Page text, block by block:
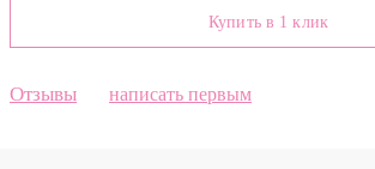
Купить в 1 клик
Отзывы написать первым